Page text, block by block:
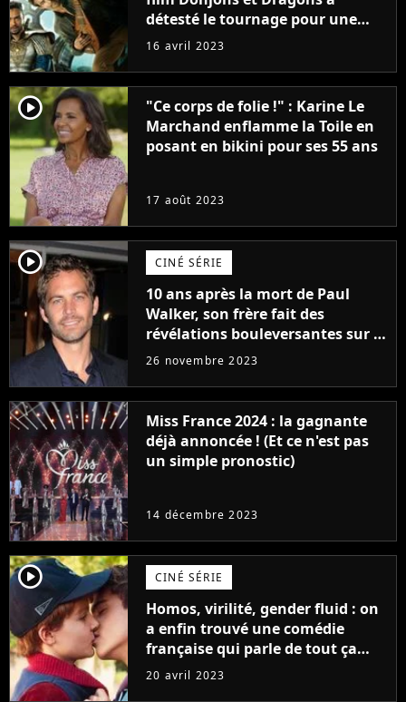
détesté le tournage pour une
raison très spéciale
16 avril 2023
player2
"Ce corps de folie !" : Karine Le
Marchand enflamme la Toile en
posant en bikini pour ses 55 ans
17 août 2023
player2 CINÉ SÉRIE
10 ans après la mort de Paul
Walker, son frère fait des
révélations bouleversantes sur la
réaction des acteurs de Fast and
26 novembre 2023
Miss France 2024 : la gagnante
déjà annoncée ! (Et ce n'est pas
un simple pronostic)
14 décembre 2023
player2 CINÉ SÉRIE
Homos, virilité, gender fluid : on
a enfin trouvé une comédie
française qui parle de tout ça
sans être super ringarde
20 avril 2023